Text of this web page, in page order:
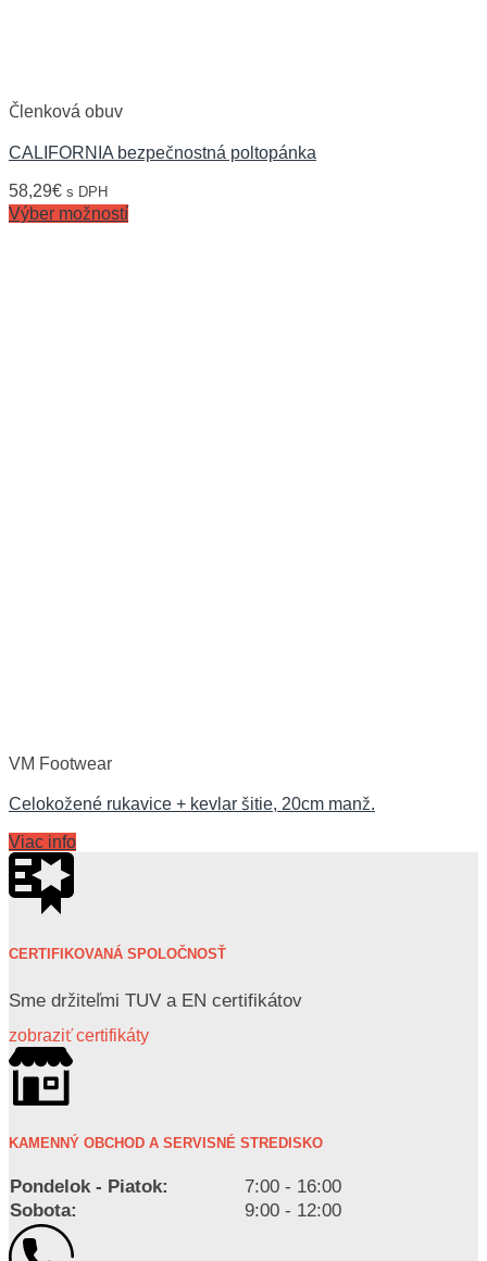
Členková obuv
CALIFORNIA bezpečnostná poltopánka
58,29€ s DPH
Výber možností
VM Footwear
Celokožené rukavice + kevlar šitie, 20cm manž.
Viac info
CERTIFIKOVANÁ SPOLOČNOSŤ
Sme držiteľmi TUV a EN certifikátov
zobraziť certifikáty
KAMENNÝ OBCHOD A SERVISNÉ STREDISKO
Pondelok - Piatok:
7:00 - 16:00
Sobota:
9:00 - 12:00